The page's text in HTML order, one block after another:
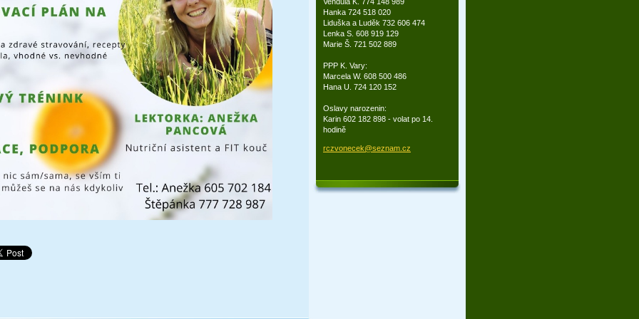
Hanka 724 518 020
Liduška a Luděk 732 606 474
Lenka S. 608 919 129
Marie Š. 721 502 889
PPP K. Vary:
Marcela W. 608 500 486
Hana U. 724 120 152
Oslavy narozenin:
Karin 602 182 898 - volat po 14.
hodině
rczvonecek@seznam.cz